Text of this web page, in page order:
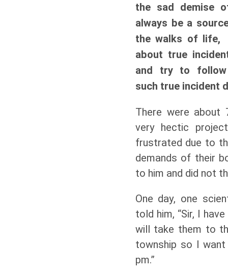
the sad demise
always be a
the walks of life,
about true
and try to
such true incident
There were about
very hectic
frustrated due to
demands of their
to him and did not
One day, one
told him, “Sir, I
will take them to
township so I
pm.”